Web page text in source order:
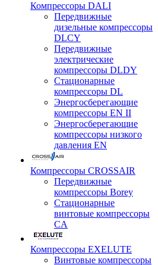
Компрессоры DALI
Передвижные
дизельные компрессоры
DLCY
Передвижные
электрические
компрессоры DLDY
Стационарные
компрессоры DL
Энергосберегающие
компрессоры EN II
Энергосберегающие
компрессоры низкого
давления EN
Компрессоры CROSSAIR
Передвижные
компрессоры Borey
Стационарные
винтовые компрессоры
CA
Компрессоры EXELUTE
Винтовые компрессоры